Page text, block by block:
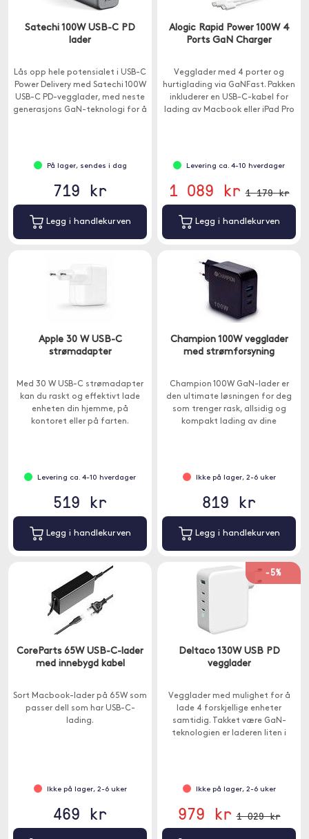
Satechi 100W USB-C PD
lader
Lås opp hele potensialet i USB-C
Power Delivery med Satechi 100W
USB-C PD-vegglader, med neste
generasjons GaN-teknologi for å
På lager, sendes i dag
719 kr
Legg i handlekurven
Alogic Rapid Power 100W 4
Ports GaN Charger
Vegglader med 4 porter og
hurtiglading via GaNFast. Pakken
inkluderer en USB-C-kabel for
lading av Macbook eller iPad Pro
Levering ca. 4-10 hverdager
1 089 kr 1 179 kr
Legg i handlekurven
Apple 30 W USB-C
strømadapter
Med 30 W USB-C strømadapter
kan du raskt og effektivt lade
enheten din hjemme, på
kontoret eller på farten.
Levering ca. 4-10 hverdager
519 kr
Legg i handlekurven
Champion 100W vegglader
med strømforsyning
Champion 100W GaN-lader er
den ultimate løsningen for deg
som trenger rask, allsidig og
kompakt lading av dine
Ikke på lager, 2-6 uker
819 kr
Legg i handlekurven
CoreParts 65W USB-C-lader
med innebygd kabel
Sort Macbook-lader på 65W som
passer dell som har USB-C-
lading.
Ikke på lager, 2-6 uker
469 kr
-5%
Deltaco 130W USB PD
vegglader
Vegglader med mulighet for å
lade 4 forskjellige enheter
samtidig. Takket være GaN-
teknologien er laderen liten i
Ikke på lager, 2-6 uker
979 kr 1 029 kr